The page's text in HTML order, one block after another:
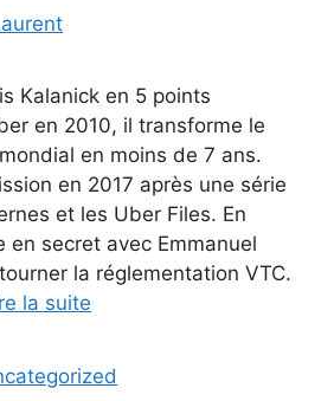
Kalanick en 5 points
en 2010, il transforme le
en moins de 7 ans.
en 2017 après une série
et les Uber Files. En
en secret avec Emmanuel
la réglementation VTC.
la suite